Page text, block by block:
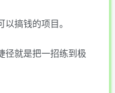
搞钱的项目。
径就是把一招练到极